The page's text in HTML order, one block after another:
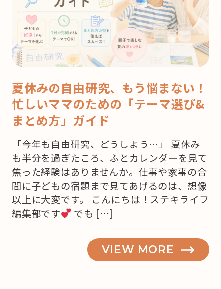
夏休みの自由研究、もう悩まない！
忙しいママのための「テーマ選び&
まとめ方」ガイド
「今年も自由研究、どうしよう…」 夏休み
も半分を過ぎたころ、ふとカレンダーを見て
焦った経験はありませんか。仕事や家事の合
間に子どもの宿題まで見てあげるのは、想像
以上に大変です。 こんにちは！ステキライフ
編集部です
でも […]
VIEW MORE